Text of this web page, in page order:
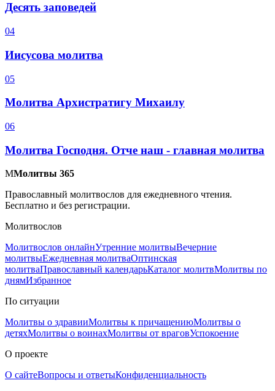
Десять заповедей
04
Иисусова молитва
05
Молитва Архистратигу Михаилу
06
Молитва Господня. Отче наш - главная молитва
ММолитвы 365
Православный молитвослов для ежедневного чтения.
Бесплатно и без регистрации.
Молитвослов
Молитвослов онлайнУтренние молитвыВечерние
молитвыЕжедневная молитваОптинская
молитваПравославный календарьКаталог молитвМолитвы по
днямИзбранное
По ситуации
Молитвы о здравииМолитвы к причащениюМолитвы о
детяхМолитвы о воинахМолитвы от враговУспокоение
О проекте
О сайтеВопросы и ответыКонфиденциальность